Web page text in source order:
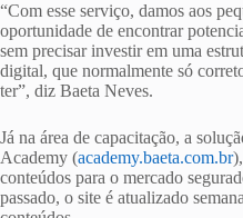
“Com esse serviço, damos aos
oportunidade de encontrar
sem precisar investir em uma
digital, que normalmente só
ter”, diz Baeta Neves.
Já na área de capacitação, a
Academy (academy.baeta.com.br
conteúdos para o mercado
passado, o site é atualizado